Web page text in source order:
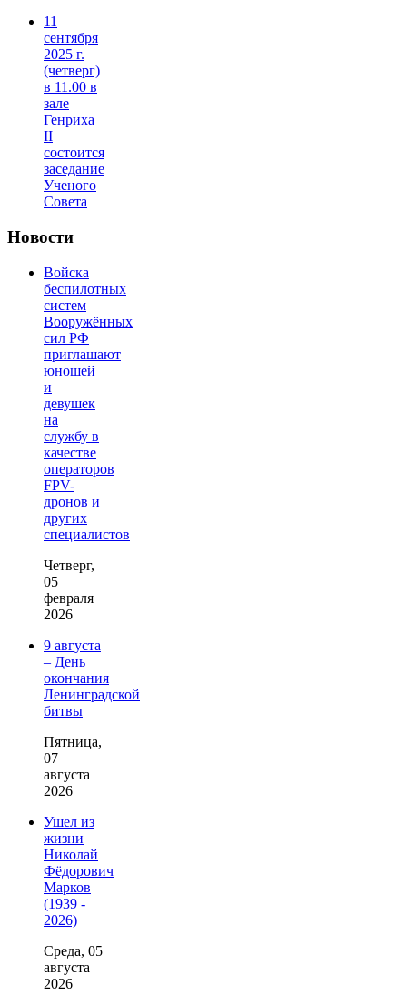
11
сентября
2025 г.
(четверг)
в 11.00 в
зале
Генриха
II
состоится
заседание
Ученого
Совета
Новости
Войска
беспилотных
систем
Вооружённых
сил РФ
приглашают
юношей
и
девушек
на
службу в
качестве
операторов
FPV-
дронов и
других
специалистов
Четверг,
05
февраля
2026
9 августа
– День
окончания
Ленинградской
битвы
Пятница,
07
августа
2026
Ушел из
жизни
Николай
Фёдорович
Марков
(1939 -
2026)
Среда, 05
августа
2026